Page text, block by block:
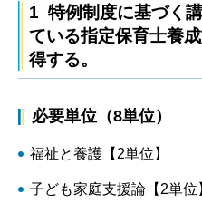
1 特例制度に基づく
ている指定保育士養
得する。
必要単位（8単位）
福祉と養護【2単位】
子ども家庭支援論【2単位